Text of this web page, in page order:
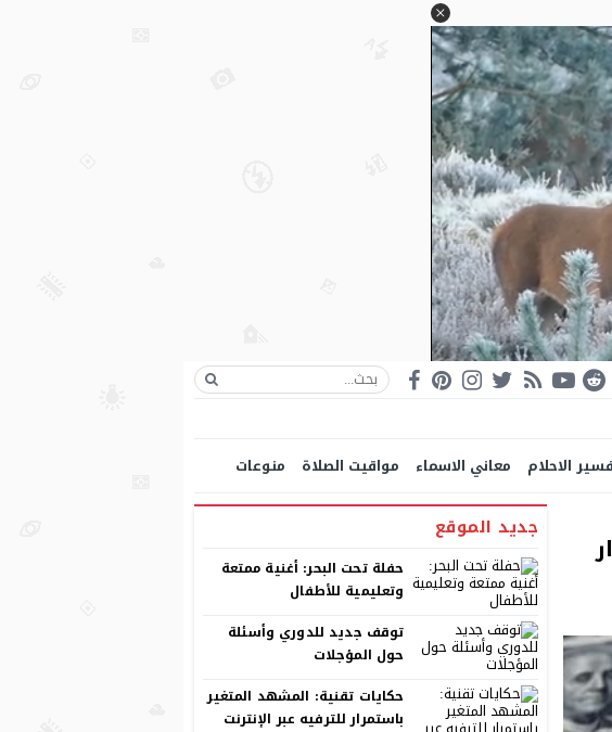
الاحلام معاني الاسماء مواقيت الصلاة
منوعات
جديد الموقع
حفلة تحت البحر: أغنية ممتعة
وتعليمية للأطفال
توقف جديد للدوري وأسئلة
حول المؤجلات
حكايات تقنية: المشهد المتغير
باستمرار للترفيه عبر الإنترنت